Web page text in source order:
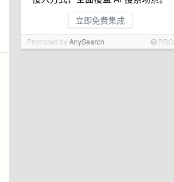
立即免费集成
Promoted byAnySearch PRO